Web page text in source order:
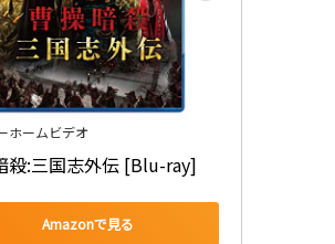
ホームビデオ
殺:三国志外伝 [Blu-ray]
Amazonで見る